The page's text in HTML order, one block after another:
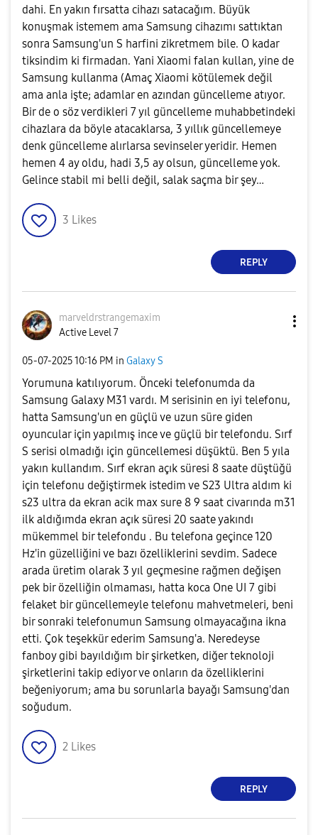
dahi. En yakın fırsatta cihazı satacağım. Büyük
konuşmak istemem ama Samsung cihazımı sattıktan
sonra Samsung'un S harfini zikretmem bile. O kadar
tiksindim ki firmadan. Yani Xiaomi falan kullan, yine de
Samsung kullanma (Amaç Xiaomi kötülemek değil
ama anla işte; adamlar en azından güncelleme atıyor.
Bir de o söz verdikleri 7 yıl güncelleme muhabbetindeki
cihazlara da böyle atacaklarsa, 3 yıllık güncellemeye
denk güncelleme alırlarsa sevinseler yeridir. Hemen
hemen 4 ay oldu, hadi 3,5 ay olsun, güncelleme yok.
Gelince stabil mi belli değil, salak saçma bir şey…
3 Likes
REPLY
marveldrstrangemaxim
Active Level 7
‎05-07-202510:16 PM in Galaxy S
Yorumuna katılıyorum. Önceki telefonumda da
Samsung Galaxy M31 vardı. M serisinin en iyi telefonu,
hatta Samsung'un en güçlü ve uzun süre giden
oyuncular için yapılmış ince ve güçlü bir telefondu. Sırf
S serisi olmadığı için güncellemesi düşüktü. Ben 5 yıla
yakın kullandım. Sırf ekran açık süresi 8 saate düştüğü
için telefonu değiştirmek istedim ve S23 Ultra aldım ki
s23 ultra da ekran acik max sure 8 9 saat civarında m31
ilk aldığımda ekran açık süresi 20 saate yakındı
mükemmel bir telefondu . Bu telefona geçince 120
Hz'in güzelliğini ve bazı özelliklerini sevdim. Sadece
arada üretim olarak 3 yıl geçmesine rağmen değişen
pek bir özelliğin olmaması, hatta koca One UI 7 gibi
felaket bir güncellemeyle telefonu mahvetmeleri, beni
bir sonraki telefonumun Samsung olmayacağına ikna
etti. Çok teşekkür ederim Samsung'a. Neredeyse
fanboy gibi bayıldığım bir şirketken, diğer teknoloji
şirketlerini takip ediyor ve onların da özelliklerini
beğeniyorum; ama bu sorunlarla bayağı Samsung'dan
soğudum.
2 Likes
REPLY